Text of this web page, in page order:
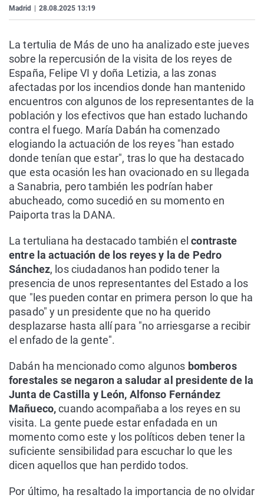
Madrid 28.08.2025 13:19
La tertulia de Más de uno ha analizado este jueves
sobre la repercusión de la visita de los reyes de
España, Felipe VI y doña Letizia, a las zonas
afectadas por los incendios donde han mantenido
encuentros con algunos de los representantes de la
población y los efectivos que han estado luchando
contra el fuego. María Dabán ha comenzado
elogiando la actuación de los reyes "han estado
donde tenían que estar", tras lo que ha destacado
que esta ocasión les han ovacionado en su llegada
a Sanabria, pero también les podrían haber
abucheado, como sucedió en su momento en
Paiporta tras la DANA.
La tertuliana ha destacado también elcontraste
entre la actuación de los reyes y la de Pedro
Sánchez, los ciudadanos han podido tener la
presencia de unos representantes del Estado a los
que "les pueden contar en primera person lo que ha
pasado" y un presidente que no ha querido
desplazarse hasta allí para "no arriesgarse a recibir
el enfado de la gente".
Dabán ha mencionado como algunos bomberos
forestales se negaron a saludar al presidente de la
Junta de Castilla y León, Alfonso Fernández
Mañueco,cuando acompañaba a los reyes en su
visita. La gente puede estar enfadada en un
momento como este y los políticos deben tener la
suficiente sensibilidad para escuchar lo que les
dicen aquellos que han perdido todos.
Por último, ha resaltado la importancia de no olvidar